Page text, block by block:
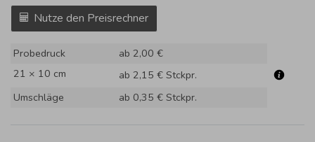
Nutze den Preisrechner
Probedruck
ab 2,00 €
21 × 10 cm
ab 2,15 € Stckpr.
Umschläge
ab 0,35 € Stckpr.